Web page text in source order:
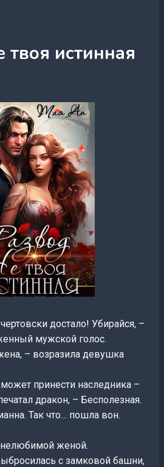
твоя истинная
достало! Убирайся, –
мужской голос.
– возразила девушка
принести наследника –
дракон, – Бесполезная.
Так что… пошла вон.
женой.
с замковой башни,